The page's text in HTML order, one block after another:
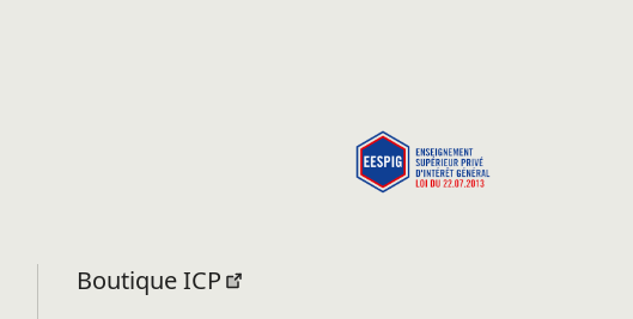
Boutique ICP